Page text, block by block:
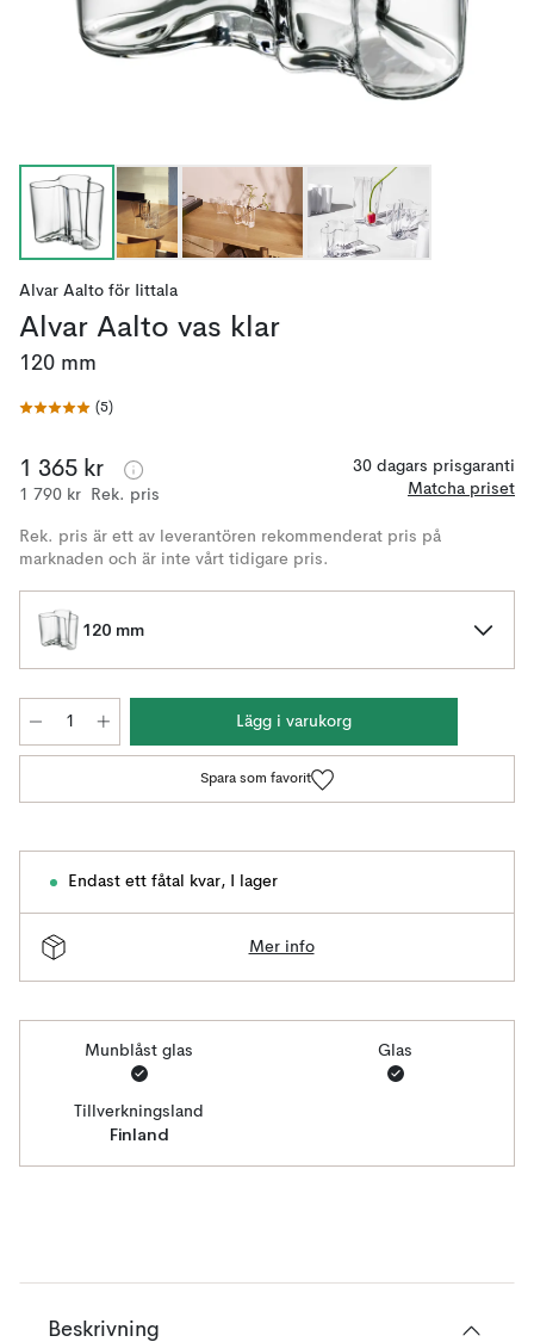
Alvar Aalto för Iittala
Alvar Aalto vas klar
120 mm
(5)
1 365 kr
1 790 kr Rek. pris
30 dagars prisgaranti
Matcha priset
Rek. pris är ett av leverantören rekommenderat pris på
marknaden och är inte vårt tidigare pris.
120 mm
Lägg i varukorg
Spara som favorit
Endast ett fåtal kvar, I lager
Mer info
Munblåst glas Glas
Tillverkningsland
Finland
Beskrivning